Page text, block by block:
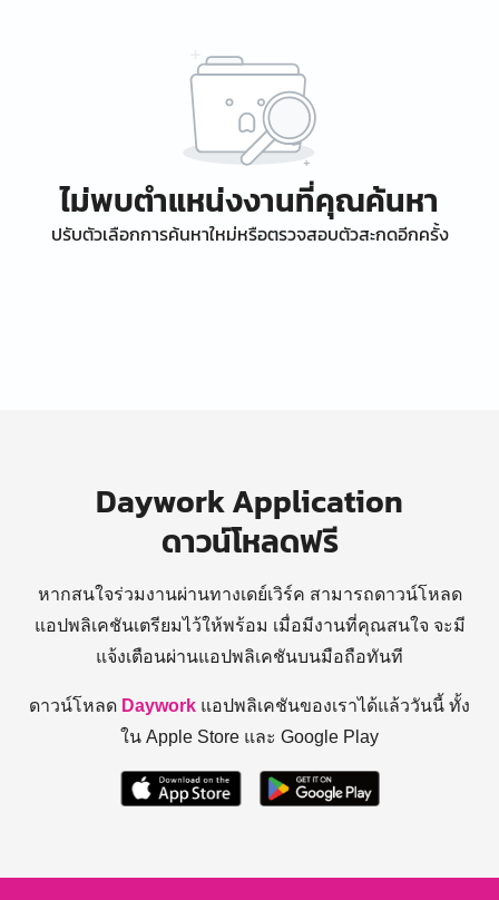
ไม่พบตำแหน่งงานที่คุณค้นหา
ปรับตัวเลือกการค้นหาใหม่หรือตรวจสอบตัวสะกดอีกครั้ง
Daywork Application
ดาวน์โหลดฟรี
หากสนใจร่วมงานผ่านทางเดย์เวิร์ค สามารถดาวน์โหลด
แอปพลิเคชันเตรียมไว้ให้พร้อม เมื่อมีงานที่คุณสนใจ จะมี
แจ้งเตือนผ่านแอปพลิเคชันบนมือถือทันที
ดาวน์โหลด Daywork แอปพลิเคชันของเราได้แล้ววันนี้ ทั้ง
ใน Apple Store และ Google Play